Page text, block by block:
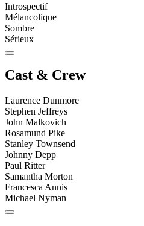
Introspectif
Mélancolique
Sombre
Sérieux
Cast & Crew
Laurence Dunmore
Stephen Jeffreys
John Malkovich
Rosamund Pike
Stanley Townsend
Johnny Depp
Paul Ritter
Samantha Morton
Francesca Annis
Michael Nyman